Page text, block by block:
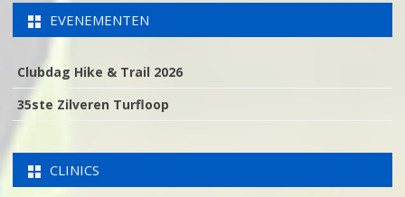
EVENEMENTEN
Clubdag Hike & Trail 2026
35ste Zilveren Turfloop
CLINICS